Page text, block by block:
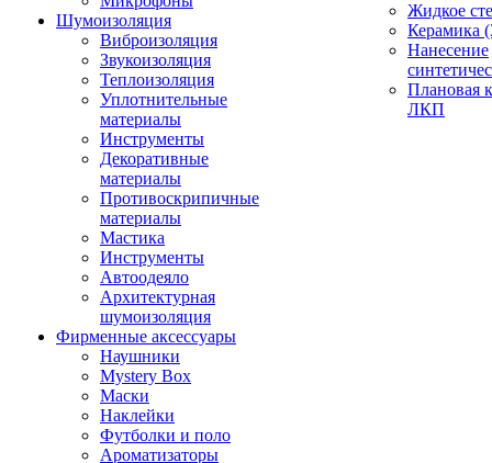
Шумоизоляция
Виброизоляция
Звукоизоляция
Теплоизоляция
Уплотнительные
материалы
Инструменты
Декоративные
материалы
Противоскрипичные
материалы
Мастика
Инструменты
Автоодеяло
Архитектурная
шумоизоляция
Фирменные аксессуары
Наушники
Mystery Box
Маски
Наклейки
Футболки и поло
Ароматизаторы
Жидкое
Керамика
Нанесение
Плановая
ЛКП